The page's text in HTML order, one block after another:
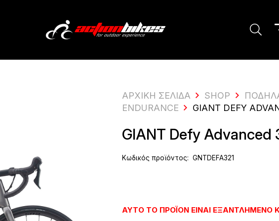
ΑΡΧΙΚΗ ΣΕΛΙΔΑ SHOP
ENDURANCE
GIANT DEFY
GIANT Defy Advanced
Κωδικός προϊόντος: GNTDEFA321
ΑΥΤΌ ΤΟ ΠΡΟΪΌΝ ΕΊΝΑΙ ΕΞΑΝΤΛΗΜΈΝΟ